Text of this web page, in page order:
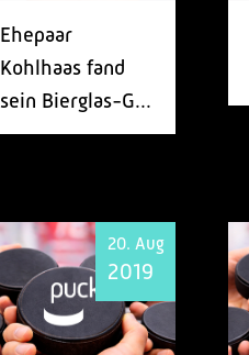
Ehepaar
Kohlhaas fand
sein Bierglas-G...
20. Aug
2019